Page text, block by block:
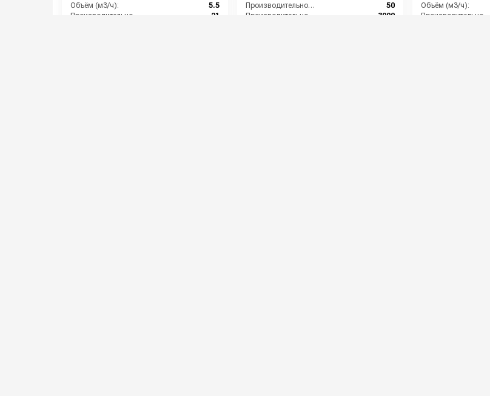
Объём (м3/ч):
5.5
21
Производительность (л/мин):
50
Производительность (л/ч):
3000
Объём (м3/ч):
Производительность (л/мин):